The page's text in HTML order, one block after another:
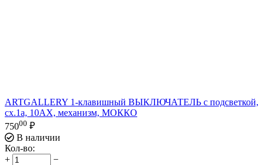
ARTGALLERY 1-клавишный ВЫКЛЮЧАТЕЛЬ с подсветкой,
сх.1а, 10АХ, механизм, МОККО
75000 ₽
В наличии
Кол-во:
+
−